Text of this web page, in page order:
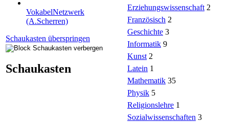
VokabelNetzwerk
(A.Scherren)
Schaukasten überspringen
Schaukasten
Erziehungswissenschaft 2
Französisch 2
Geschichte 3
Informatik 9
Kunst 2
Latein 1
Mathematik 35
Physik 5
Religionslehre 1
Sozialwissenschaften 3